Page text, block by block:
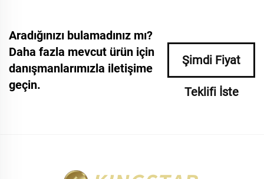
Aradığınızı bulamadınız mı?
Daha fazla mevcut ürün için
danışmanlarımızla iletişime
geçin.
Şimdi Fiyat
Teklifi İste